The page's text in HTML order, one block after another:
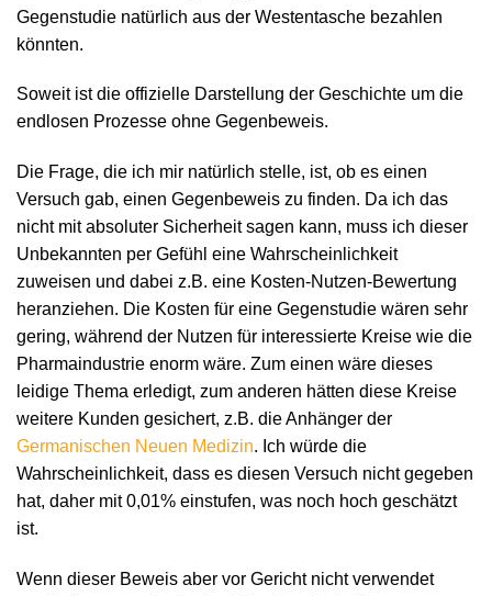
Gegenstudie natürlich aus der Westentasche bezahlen
könnten.
Soweit ist die offizielle Darstellung der Geschichte um die
endlosen Prozesse ohne Gegenbeweis.
Die Frage, die ich mir natürlich stelle, ist, ob es einen
Versuch gab, einen Gegenbeweis zu finden. Da ich das
nicht mit absoluter Sicherheit sagen kann, muss ich dieser
Unbekannten per Gefühl eine Wahrscheinlichkeit
zuweisen und dabei z.B. eine Kosten-Nutzen-Bewertung
heranziehen. Die Kosten für eine Gegenstudie wären sehr
gering, während der Nutzen für interessierte Kreise wie die
Pharmaindustrie enorm wäre. Zum einen wäre dieses
leidige Thema erledigt, zum anderen hätten diese Kreise
weitere Kunden gesichert, z.B. die Anhänger der
Germanischen Neuen Medizin. Ich würde die
Wahrscheinlichkeit, dass es diesen Versuch nicht gegeben
hat, daher mit 0,01% einstufen, was noch hoch geschätzt
ist.
Wenn dieser Beweis aber vor Gericht nicht verwendet